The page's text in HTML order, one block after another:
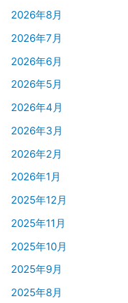
2026年8月
2026年7月
2026年6月
2026年5月
2026年4月
2026年3月
2026年2月
2026年1月
2025年12月
2025年11月
2025年10月
2025年9月
2025年8月